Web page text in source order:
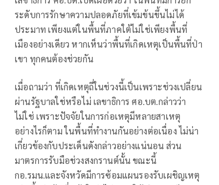
ระดับการรักษาความปลอดภัยที่เข้มข้นขึ้นไม่ได้
ประมาท เพียงแต่ในพื้นที่ภาคใต้ไม่ใช่เพียงพื้นที่
เมืองอย่างเดียว หากเห็นว่าพื้นที่เกิดเหตุเป็นพื้นที่ป่า
เขา ทุกคนต้องช่วยกัน
เมื่อถามว่า ที่เกิดเหตุถี่ในช่วงนี้เป็นเพราะช่วงเปลี่ยน
ผ่านรัฐบาลใช่หรือไม่ เลขาธิการ ศอ.บต.กล่าวว่า
ไม่ใช่ เพราะปัจจัยในการก่อเหตุมีหลายสาเหตุ
อย่างไรก็ตาม ในพื้นที่ทำงานกันอย่างต่อเนื่อง ไม่น่า
เกี่ยวข้องกับประเด็นดังกล่าวอย่างแน่นอน ส่วน
มาตรการรับมือช่วงสงกรานต์นั้น ขณะนี้
กอ.รมน.และจังหวัดมีการซ้อมแผนรองรับเผชิญเหตุ